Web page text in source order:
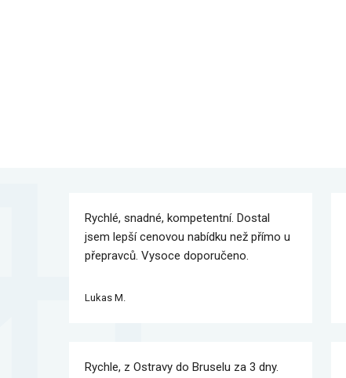
Rychlé, snadné, kompetentní. Dostal
jsem lepší cenovou nabídku než přímo u
přepravců. Vysoce doporučeno.
Lukas M.
Rychle, z Ostravy do Bruselu za 3 dny.